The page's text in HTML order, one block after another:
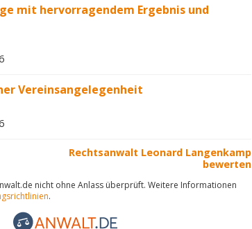
mit hervorragendem Ergebnis und
Vereinsangelegenheit
Rechtsanwalt Leonard Langenkamp
bewerten
nicht ohne Anlass überprüft. Weitere Informationen
.